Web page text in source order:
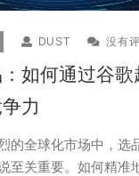
DUST 没有
如何通过谷
力
的全球化市场中，选
至关重要。如何精准